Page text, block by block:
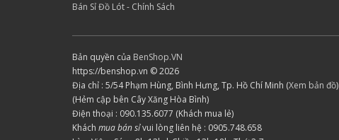
Bán Sỉ Đồ Lót - Chính Sách
Bản quyền của BenShop.VN
https://benshop.vn © 2026
Địa chỉ : 5/54 Phạm Hùng, Bình Hưng, Tp. Hồ Chí Minh (Xem bản đồ)
(Hẻm cập bên Cây Xăng Hòa Bình)
Điện thoại : 090.135.6077 (Khách mua lẻ)
Khách mua bán sỉvui lòng liên hệ : 0905.748.658